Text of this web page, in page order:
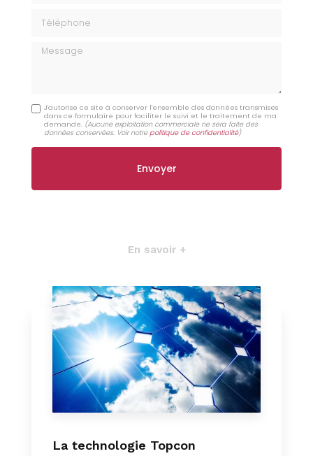
Message
J'autorise ce site à conserver l'ensemble des données transmises
dans ce formulaire pour faciliter le suivi et le traitement de ma
demande. (Aucune exploitation commerciale ne sera faite des
données conservées. Voir notrepolitique de confidentialité)
En savoir +
La technologie Topcon